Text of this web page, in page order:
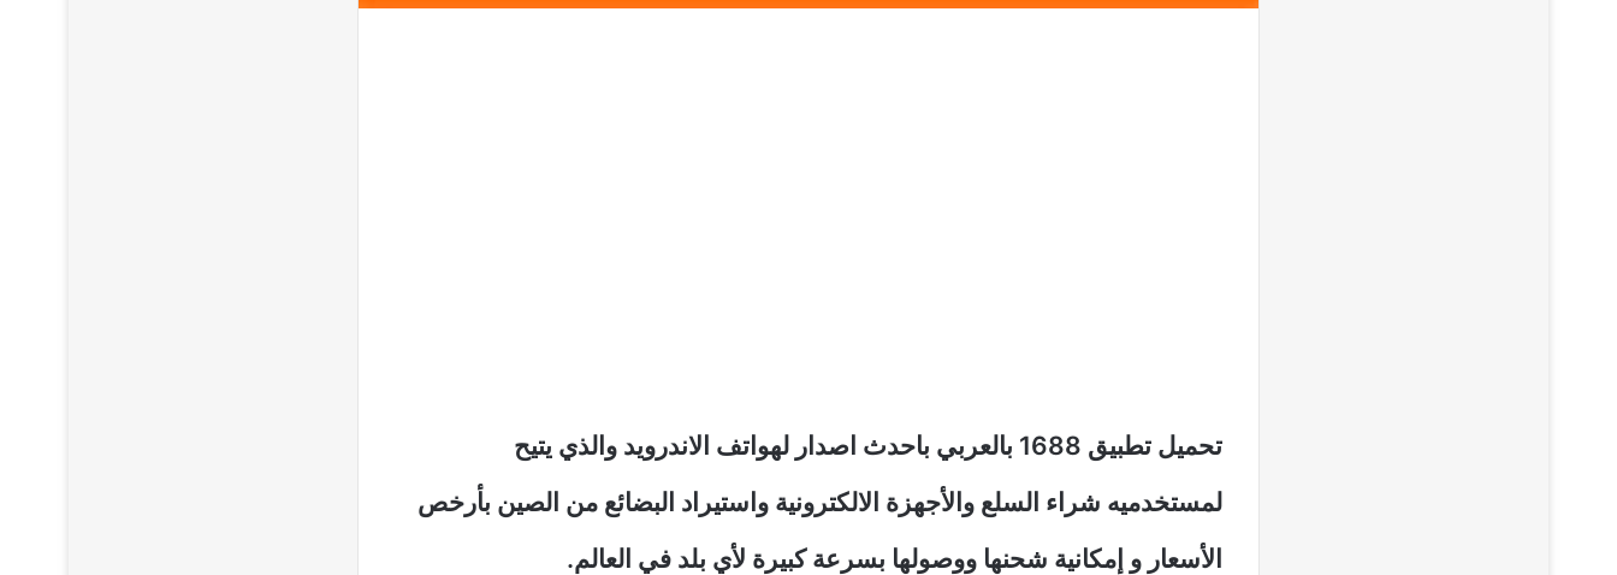
تحميل تطبيق 1688 بالعربي باحدث اصدار لهواتف الاندرويد والذي يتيح
لمستخدميه شراء السلع والأجهزة الالكترونية واستيراد البضائع من الصين بأرخص
الأسعار و إمكانية شحنها ووصولها بسرعة كبيرة لأي بلد في العالم.